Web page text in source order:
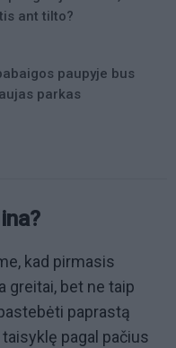
ant tilto?
paupyje bus
parkas
kad pirmasis
greitai, bet ne taip
paprastą
pagal pačius